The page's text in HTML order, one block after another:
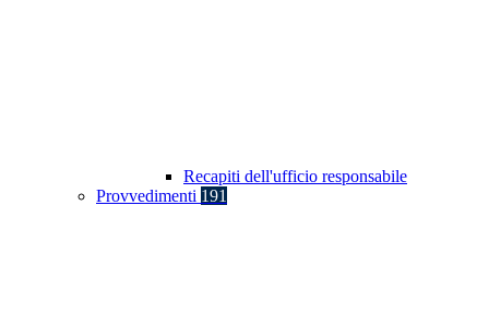
Recapiti dell'ufficio responsabile
Provvedimenti 191